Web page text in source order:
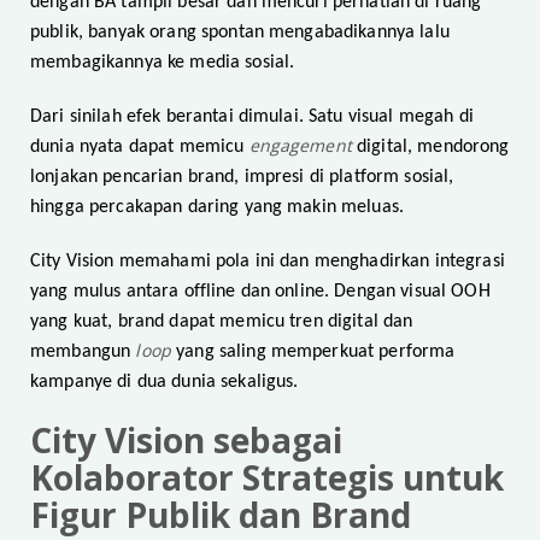
publik, banyak orang spontan mengabadikannya lalu
membagikannya ke media sosial.
Dari sinilah efek berantai dimulai. Satu visual megah di
dunia nyata dapat memicu engagementdigital, mendorong
lonjakan pencarian brand, impresi di platform sosial,
hingga percakapan daring yang makin meluas.
City Vision memahami pola ini dan menghadirkan integrasi
yang mulus antara offline dan online. Dengan visual OOH
yang kuat, brand dapat memicu tren digital dan
membangun loopyang saling memperkuat performa
kampanye di dua dunia sekaligus.
City Vision sebagai
Kolaborator Strategis untuk
Figur Publik dan Brand